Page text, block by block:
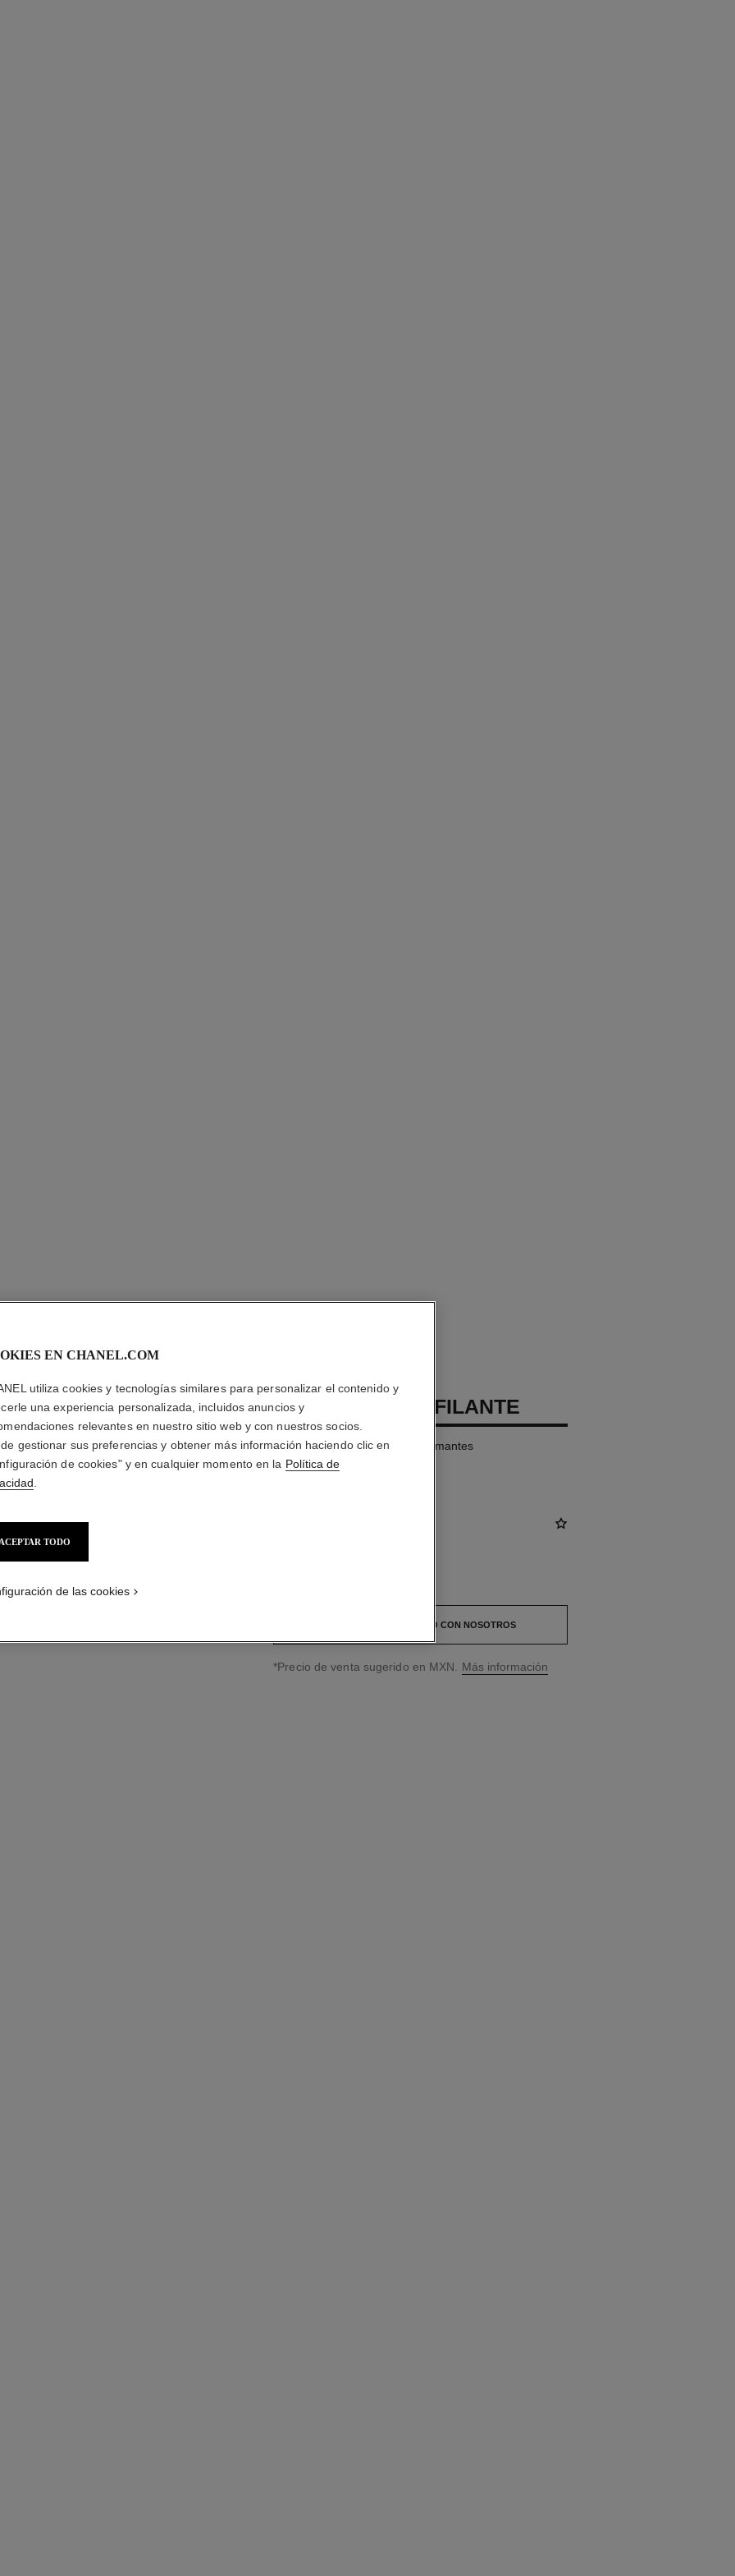
ANILLO ÉTOILE FILANTE
Oro blanco de 18 quilates y diamantes
Más información
PÓNGASE EN CONTACTO CON NOSOTROS
↩
*Precio de venta sugerido en MXN. Más información
EN CHANEL.COM
utiliza cookies y tecnologías similares para personalizar el contenido y
una experiencia personalizada, incluidos anuncios y
relevantes en nuestro sitio web y con nuestros socios.
gestionar sus preferencias y obtener más información haciendo clic en
de cookies" y en cualquier momento en la Política de
ACEPTAR TODO
de las cookies